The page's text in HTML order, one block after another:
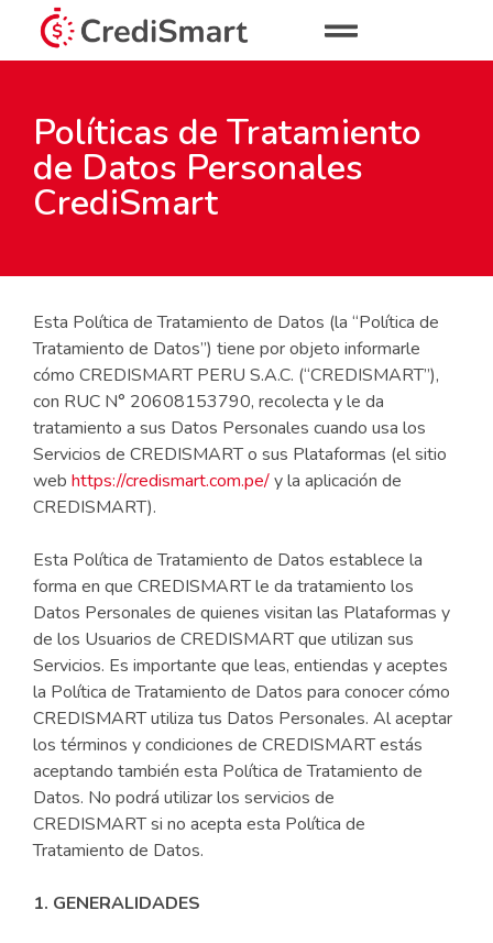
Políticas de Tratamiento
de Datos Personales
CrediSmart
Esta Política de Tratamiento de Datos (la “Política de
Tratamiento de Datos”) tiene por objeto informarle
cómo CREDISMART PERU S.A.C. (“CREDISMART”),
con RUC N° 20608153790, recolecta y le da
tratamiento a sus Datos Personales cuando usa los
Servicios de CREDISMART o sus Plataformas (el sitio
web https://credismart.com.pe/y la aplicación de
CREDISMART).
Esta Política de Tratamiento de Datos establece la
forma en que CREDISMART le da tratamiento los
Datos Personales de quienes visitan las Plataformas y
de los Usuarios de CREDISMART que utilizan sus
Servicios. Es importante que leas, entiendas y aceptes
la Política de Tratamiento de Datos para conocer cómo
CREDISMART utiliza tus Datos Personales. Al aceptar
los términos y condiciones de CREDISMART estás
aceptando también esta Política de Tratamiento de
Datos. No podrá utilizar los servicios de
CREDISMART si no acepta esta Política de
Tratamiento de Datos.
1. GENERALIDADES